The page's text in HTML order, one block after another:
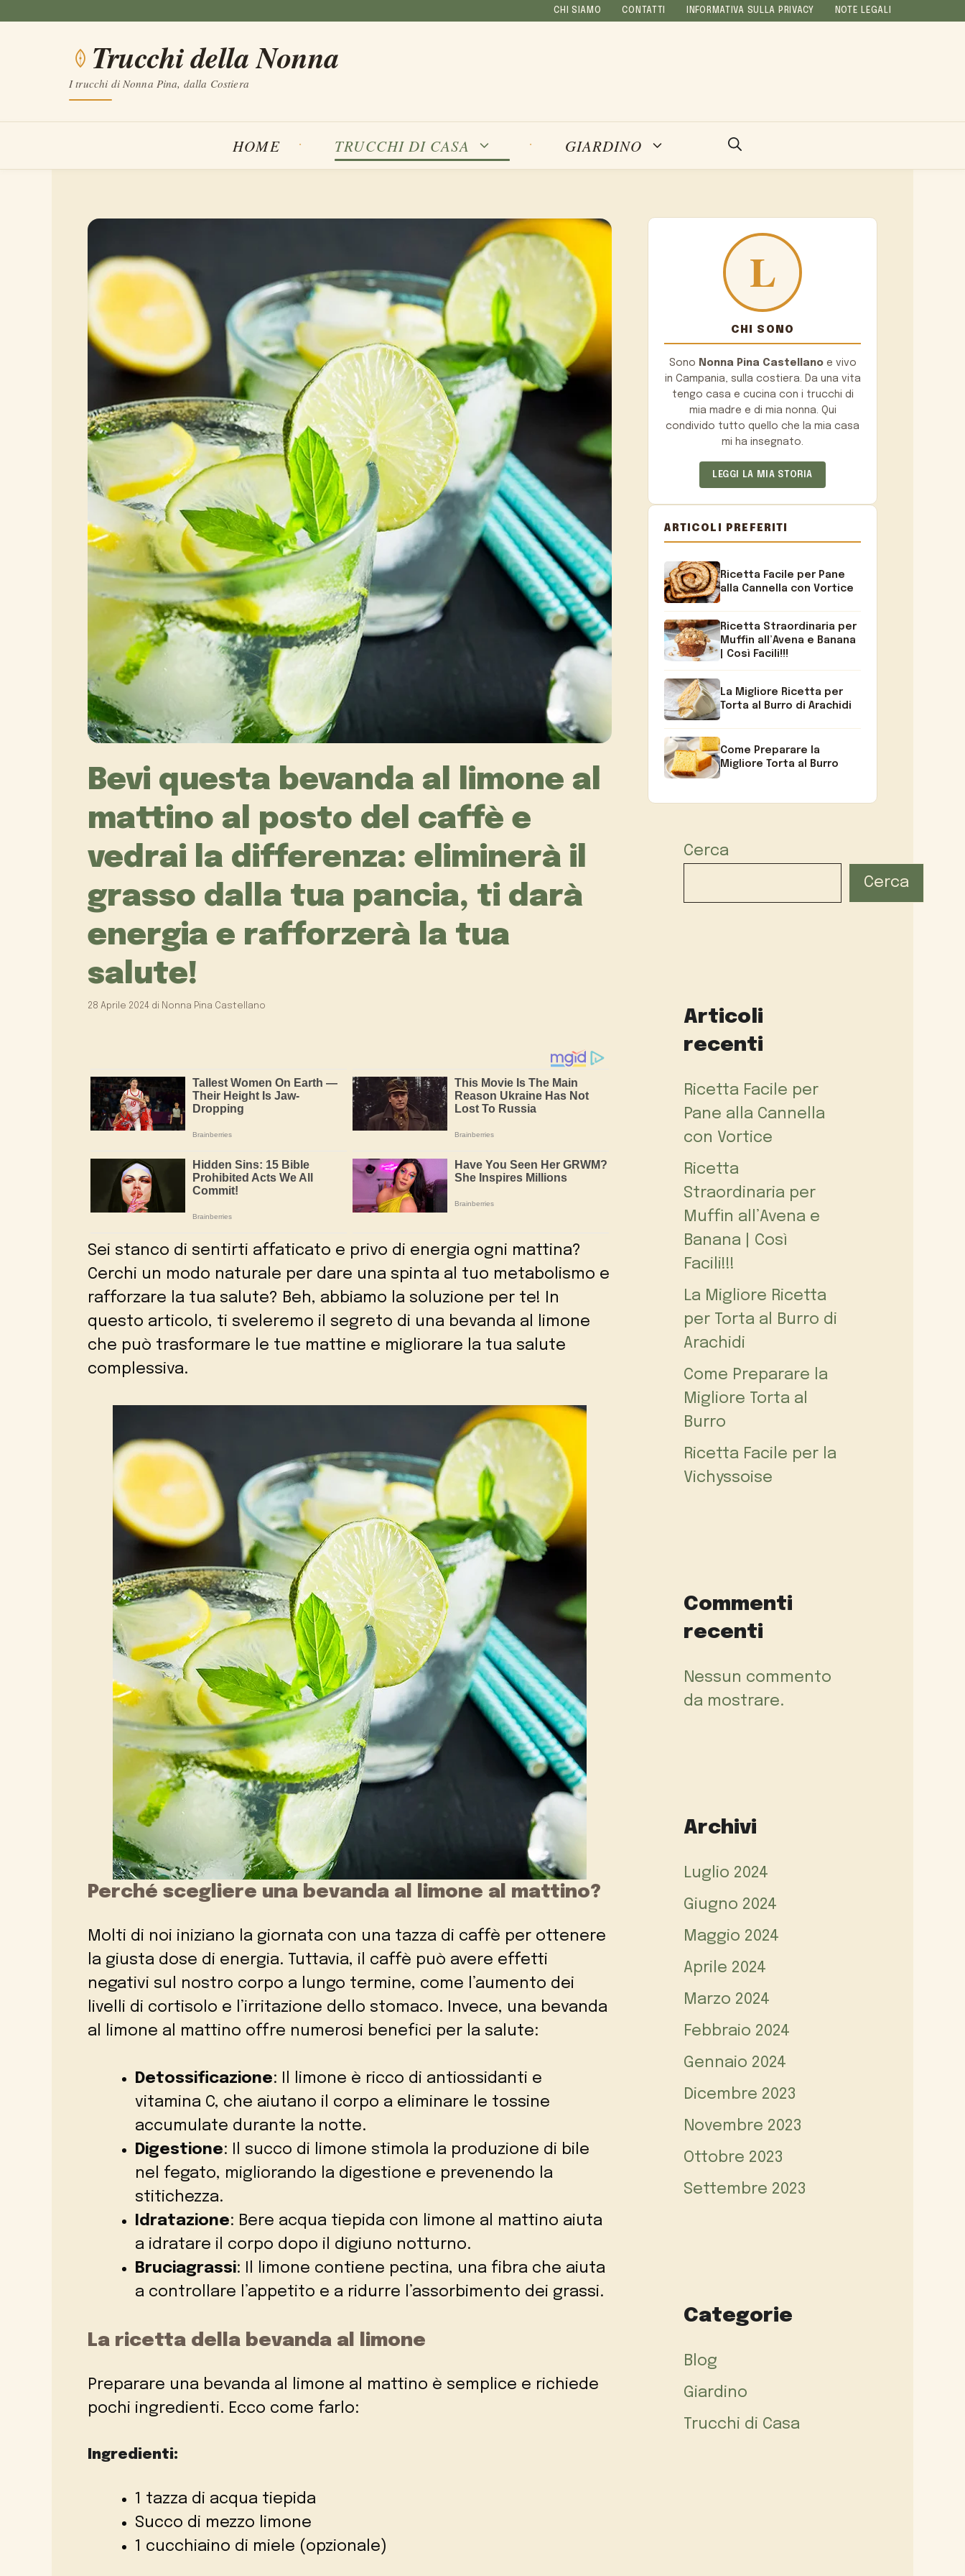
contenuto
CHI SIAMO CONTATTI INFORMATIVA SULLA PRIVACY NOTE LEGALI
Trucchi della Nonna
I trucchi di Nonna Pina, dalla Costiera
HOME TRUCCHI DI CASA GIARDINO
Bevi questa bevanda al limone al
mattino al posto del caffè e
vedrai la differenza: eliminerà il
grasso dalla tua pancia, ti darà
energia e rafforzerà la tua
salute!
28 Aprile 2024 di Nonna Pina Castellano
Sei stanco di sentirti affaticato e privo di energia ogni mattina?
Cerchi un modo naturale per dare una spinta al tuo metabolismo e
rafforzare la tua salute? Beh, abbiamo la soluzione per te! In
questo articolo, ti sveleremo il segreto di una bevanda al limone
che può trasformare le tue mattine e migliorare la tua salute
complessiva.
Perché scegliere una bevanda al limone al mattino?
Molti di noi iniziano la giornata con una tazza di caffè per ottenere
la giusta dose di energia. Tuttavia, il caffè può avere effetti
negativi sul nostro corpo a lungo termine, come l’aumento dei
livelli di cortisolo e l’irritazione dello stomaco. Invece, una bevanda
al limone al mattino offre numerosi benefici per la salute:
Detossificazione: Il limone è ricco di antiossidanti e
vitamina C, che aiutano il corpo a eliminare le tossine
accumulate durante la notte.
Digestione: Il succo di limone stimola la produzione di bile
nel fegato, migliorando la digestione e prevenendo la
stitichezza.
Idratazione: Bere acqua tiepida con limone al mattino aiuta
a idratare il corpo dopo il digiuno notturno.
Bruciagrassi: Il limone contiene pectina, una fibra che aiuta
a controllare l’appetito e a ridurre l’assorbimento dei grassi.
La ricetta della bevanda al limone
Preparare una bevanda al limone al mattino è semplice e richiede
pochi ingredienti. Ecco come farlo:
Ingredienti:
1 tazza di acqua tiepida
Succo di mezzo limone
1 cucchiaino di miele (opzionale)
CHI SONO
Sono Nonna Pina Castellanoe vivo
in Campania, sulla costiera. Da una vita
tengo casa e cucina con i trucchi di
mia madre e di mia nonna. Qui
condivido tutto quello che la mia casa
mi ha insegnato.
LEGGI LA MIA STORIA
ARTICOLI PREFERITI
Ricetta Facile per Pane
alla Cannella con Vortice
Ricetta Straordinaria per
Muffin all’Avena e Banana
| Così Facili!!!
La Migliore Ricetta per
Torta al Burro di Arachidi
Come Preparare la
Migliore Torta al Burro
Cerca
Cerca
Articoli
recenti
Ricetta Facile per
Pane alla Cannella
con Vortice
Ricetta
Straordinaria per
Muffin all’Avena e
Banana | Così
Facili!!!
La Migliore Ricetta
per Torta al Burro di
Arachidi
Come Preparare la
Migliore Torta al
Burro
Ricetta Facile per la
Vichyssoise
Commenti
recenti
Nessun commento
da mostrare.
Archivi
Luglio 2024
Giugno 2024
Maggio 2024
Aprile 2024
Marzo 2024
Febbraio 2024
Gennaio 2024
Dicembre 2023
Novembre 2023
Ottobre 2023
Settembre 2023
Categorie
Blog
Giardino
Trucchi di Casa